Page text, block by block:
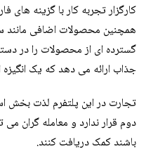
کارگزار تجربه کار با گزینه های
همچنین محصولات اضافی مانند
گسترده ای از محصولات را در
جذاب ارائه می دهد که یک
تجارت در این پلتفرم لذت بخش
دوم قرار ندارد و معامله گران می
باشند کمک دریافت کنند.